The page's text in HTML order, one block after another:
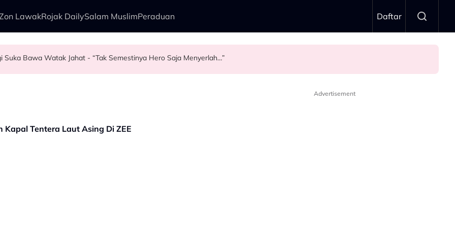
LawakRojak DailySalam MuslimPeraduan Daftar
Baizura Untuk…” - Shila Amzah
Suka Bawa Watak Jahat - “Tak Semestinya Hero Saja Menyerlah…”
Di Dewan Filharmonik Petronas
- Ezzanie Jasny
Tentera Laut Asing Di ZEE
Advertisement